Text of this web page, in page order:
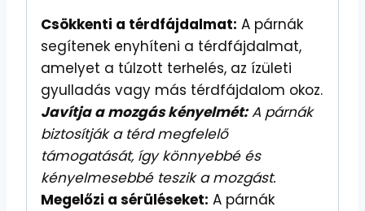
Csökkenti a térdfájdalmat: A párnák
segítenek enyhíteni a térdfájdalmat,
amelyet a túlzott terhelés, az ízületi
gyulladás vagy más térdfájdalom okoz.
Javítja a mozgás kényelmét:A párnák
biztosítják a térd megfelelő
támogatását, így könnyebbé és
kényelmesebbé teszik a mozgást.
Megelőzi a sérüléseket: A párnák